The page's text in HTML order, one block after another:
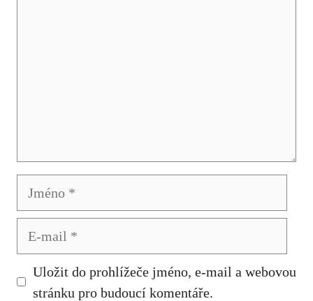
Jméno
Uložit do prohlížeče jméno, e-mail a webovou
stránku pro budoucí komentáře.